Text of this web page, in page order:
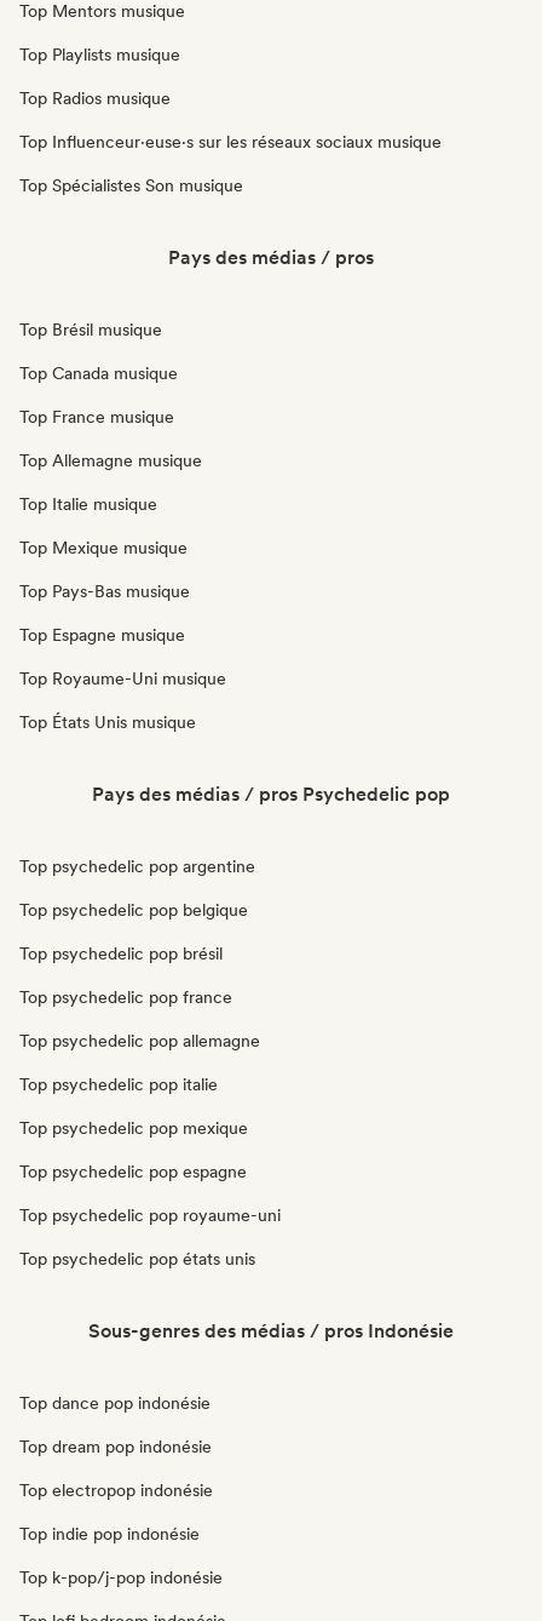
Top Mentors musique
Top Playlists musique
Top Radios musique
Top Influenceur·euse·s sur les réseaux sociaux musique
Top Spécialistes Son musique
Pays des médias / pros
Top Brésil musique
Top Canada musique
Top France musique
Top Allemagne musique
Top Italie musique
Top Mexique musique
Top Pays-Bas musique
Top Espagne musique
Top Royaume-Uni musique
Top États Unis musique
Pays des médias / pros Psychedelic pop
Top psychedelic pop argentine
Top psychedelic pop belgique
Top psychedelic pop brésil
Top psychedelic pop france
Top psychedelic pop allemagne
Top psychedelic pop italie
Top psychedelic pop mexique
Top psychedelic pop espagne
Top psychedelic pop royaume-uni
Top psychedelic pop états unis
Sous-genres des médias / pros Indonésie
Top dance pop indonésie
Top dream pop indonésie
Top electropop indonésie
Top indie pop indonésie
Top k-pop/j-pop indonésie